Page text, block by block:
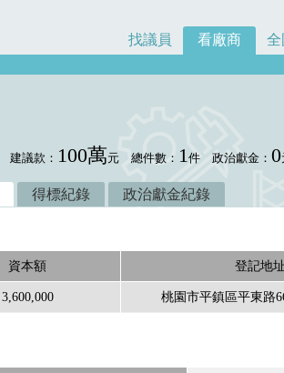
找議員 看廠商 全
建議款： 100萬元 總件數： 1件 政治獻金：0
得標紀錄 政治獻金紀錄
資本額 登記地址
3,600,000 桃園市平鎮區平東路